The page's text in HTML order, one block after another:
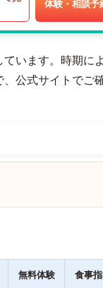
体験・相談予
います。時期に
公式サイトでご
無料体験 食事